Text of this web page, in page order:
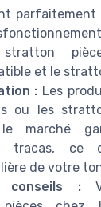
parfaitement
et le
: Les
ou les
marché
tracas, ce
de votre
conseils :